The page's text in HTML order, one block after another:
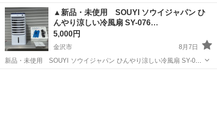
ましたが、床に座る生活の我が家には 高さが合わなかった為に ほと
んど使わずに保管していました 空気清浄機のフィルターはセットされ
ていますが、 純正フィ...
石川 白山市 季節、空調家電
▲新品・未使用 SOUYI ソウイジャパン ひ
んやり涼しい冷風扇 SY-076…
5,000円
金沢市
8月7日
新品・未使用 SOUYI ソウイジャパン ひんやり涼しい冷風扇 SY-076-
BL 扇風機 メーカー希望価格 23,097円 新品・未開封です、写真撮影